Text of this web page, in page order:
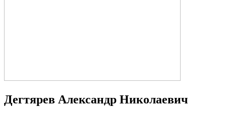
Дегтярев Александр Николаевич